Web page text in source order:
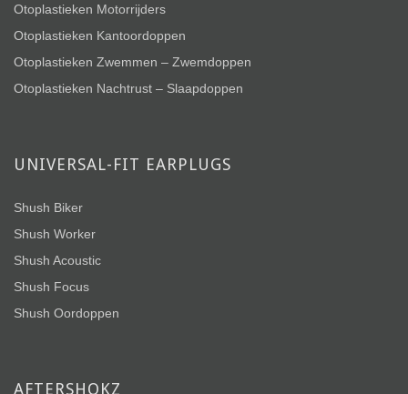
Otoplastieken Motorrijders
Otoplastieken Kantoordoppen
Otoplastieken Zwemmen – Zwemdoppen
Otoplastieken Nachtrust – Slaapdoppen
UNIVERSAL-FIT EARPLUGS
Shush Biker
Shush Worker
Shush Acoustic
Shush Focus
Shush Oordoppen
AFTERSHOKZ